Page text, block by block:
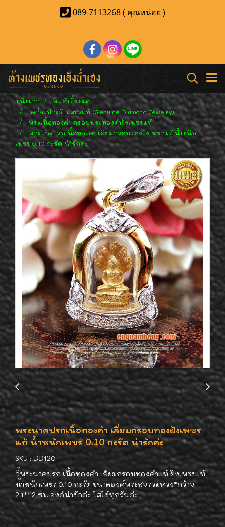
089-7113268 ( คุณหน่อย )
หน้าแรก
สินค้าทั้งหมด
เครื่องประดับเพชรแท้ (Genuine Diamond Jewelry)
พระเนื้อทองคำ กรอบพระทองคำฝังเพชรแท้
พระนาคปรกเนื้อทองคำ เลี่ยมกรอบทองฝังเพชรแท้ น้ำหนัก
เพชร 0.10 กะรัต น่ารักค่ะ
พระนาคปรกเนื้อทองคำ เลี่ยมกรอบทองฝังเพชร
แท้ น้ำหนักเพชร 0.10 กะรัต น่ารักค่ะ
SKU : DD120
จี้พระนาคปรก เนื้อทองคำ เลี่ยมกรอบทองคำแท้ ฝังเพชรแท้
น้ำหนักเพชร 0.10 กะรัต ขนาดองค์พระสูงรวมห่วง*กว้าง
2.1*1.2 ซม. องค์น่ารักค่ะ ใส่ได้ทุกวันค่ะ